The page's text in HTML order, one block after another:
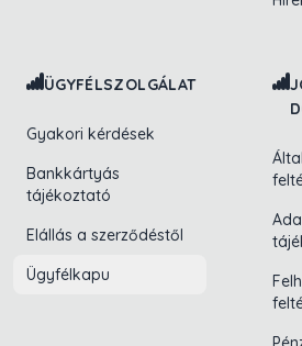
ÜGYFÉLSZOLGÁLAT
Gyakori kérdések
Bankkártyás
tájékoztató
Elállás a szerződéstől
Ügyfélkapu